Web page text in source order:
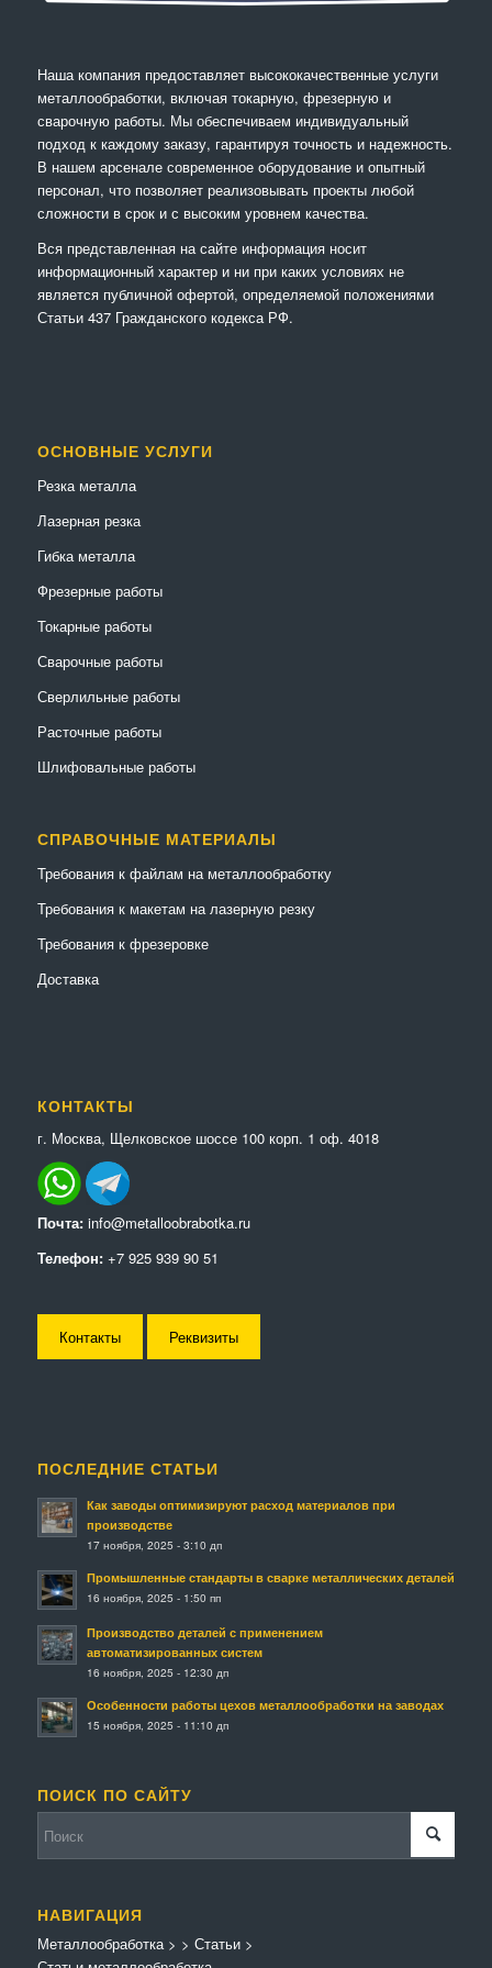
Наша компания предоставляет высококачественные услуги
металлообработки, включая токарную, фрезерную и
сварочную работы. Мы обеспечиваем индивидуальный
подход к каждому заказу, гарантируя точность и надежность.
В нашем арсенале современное оборудование и опытный
персонал, что позволяет реализовывать проекты любой
сложности в срок и с высоким уровнем качества.
Вся представленная на сайте информация носит
информационный характер и ни при каких условиях не
является публичной офертой, определяемой положениями
Статьи 437 Гражданского кодекса РФ.
ОСНОВНЫЕ УСЛУГИ
Резка металла
Лазерная резка
Гибка металла
Фрезерные работы
Токарные работы
Сварочные работы
Сверлильные работы
Расточные работы
Шлифовальные работы
СПРАВОЧНЫЕ МАТЕРИАЛЫ
Требования к файлам на металлообработку
Требования к макетам на лазерную резку
Требования к фрезеровке
Доставка
КОНТАКТЫ
г. Москва, Щелковское шоссе 100 корп. 1 оф. 4018
Почта: info@metalloobrabotka.ru
Телефон: +7 925 939 90 51
Контакты Реквизиты
ПОСЛЕДНИЕ СТАТЬИ
Как заводы оптимизируют расход материалов при
производстве
17 ноября, 2025 - 3:10 дп
Промышленные стандарты в сварке металлических деталей
16 ноября, 2025 - 1:50 пп
Производство деталей с применением
автоматизированных систем
16 ноября, 2025 - 12:30 дп
Особенности работы цехов металлообработки на заводах
15 ноября, 2025 - 11:10 дп
ПОИСК ПО САЙТУ
НАВИГАЦИЯ
Металлообработка> > Статьи>